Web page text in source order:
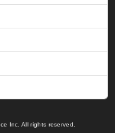
Inc. All rights reserved.